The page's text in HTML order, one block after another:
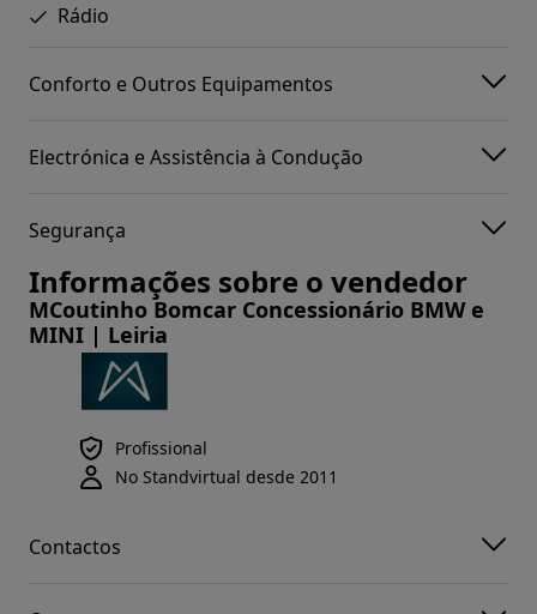
Rádio
Conforto e Outros Equipamentos
Electrónica e Assistência à Condução
Segurança
Informações sobre o vendedor
MCoutinho Bomcar Concessionário BMW e
MINI | Leiria
Profissional
No Standvirtual desde 2011
Contactos